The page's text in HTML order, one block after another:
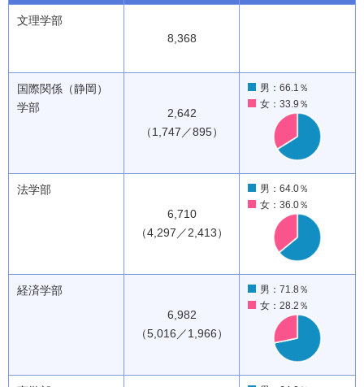
文理学部
8,368
国際関係（静岡）
学部
2,642
（1,747／895）
男：66.1％
女：33.9％
法学部
6,710
（4,297／2,413）
男：64.0％
女：36.0％
経済学部
6,982
（5,016／1,966）
男：71.8％
女：28.2％